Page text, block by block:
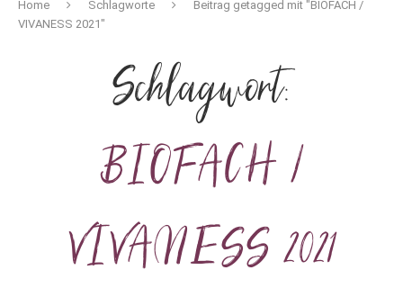
Home Schlagworte
Beitrag getagged mit "BIOFACH /
VIVANESS 2021"
Schlagwort:
BIOFACH /
VIVANESS 2021